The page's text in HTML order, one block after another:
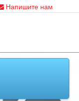
Напишите нам